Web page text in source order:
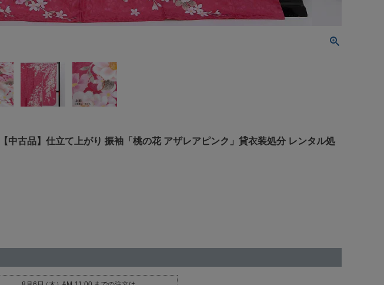
【中古品】仕立て上がり 振袖「桃の花 アザレアピンク」貸衣装処分 レンタル処